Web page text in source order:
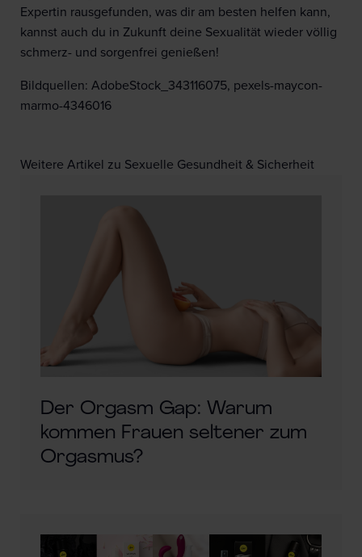
Expertin rausgefunden, was dir am besten helfen kann,
kannst auch du in Zukunft deine Sexualität wieder völlig
schmerz- und sorgenfrei genießen!
Bildquellen: AdobeStock_343116075, pexels-maycon-
marmo-4346016
Weitere Artikel zu Sexuelle Gesundheit & Sicherheit
Der Orgasm Gap: Warum
kommen Frauen seltener zum
Orgasmus?